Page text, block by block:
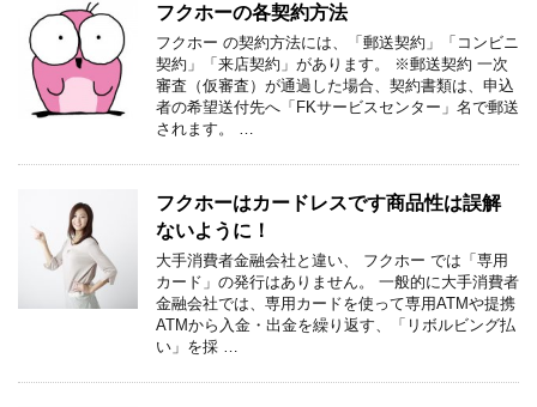
フクホーの各契約方法
フクホー の契約方法には、「郵送契約」「コンビニ
契約」「来店契約」があります。 ※郵送契約 一次
審査（仮審査）が通過した場合、契約書類は、申込
者の希望送付先へ「FKサービスセンター」名で郵送
されます。 …
フクホーはカードレスです商品性は誤解
ないように！
大手消費者金融会社と違い、 フクホー では「専用
カード」の発行はありません。 一般的に大手消費者
金融会社では、専用カードを使って専用ATMや提携
ATMから入金・出金を繰り返す、「リボルビング払
い」を採 …